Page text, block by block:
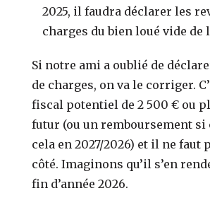
2025, il faudra déclarer les
charges du bien loué vide de
Si notre ami a oublié de
de charges, on va le corriger.
fiscal potentiel de 2 500 € ou
futur (ou un remboursement si
cela en 2027/2026) et il ne faut
côté. Imaginons qu’il s’en
fin d’année 2026.